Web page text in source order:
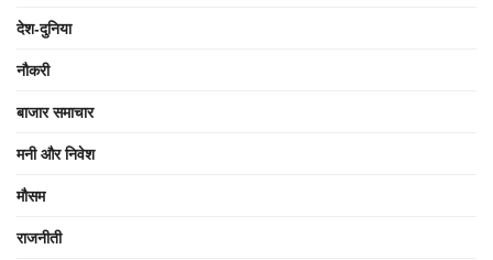
देश-दुनिया
नौकरी
बाजार समाचार
मनी और निवेश
मौसम
राजनीती